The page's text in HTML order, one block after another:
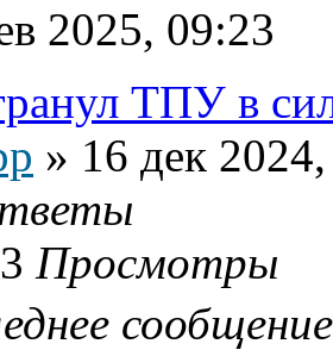
2025, 09:23
ТПУ в
» 16 дек
Просмотры